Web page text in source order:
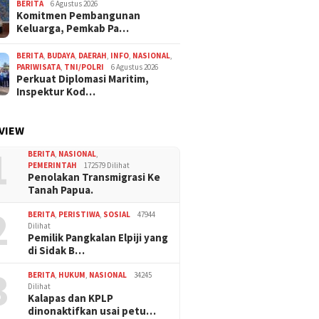
BERITA 6 Agustus 2026
Komitmen Pembangunan
Keluarga, Pemkab Pa…
BERITA, BUDAYA, DAERAH, INFO, NASIONAL,
PARIWISATA, TNI/POLRI 6 Agustus 2026
Perkuat Diplomasi Maritim,
Inspektur Kod…
BERITA, NASIONAL,
PEMERINTAH
172579 Dilihat
Penolakan Transmigrasi Ke
Tanah Papua.
BERITA, PERISTIWA, SOSIAL
47944
Dilihat
Pemilik Pangkalan Elpiji yang
di Sidak B…
BERITA, HUKUM, NASIONAL
34245
Dilihat
Kalapas dan KPLP
dinonaktifkan usai petu…